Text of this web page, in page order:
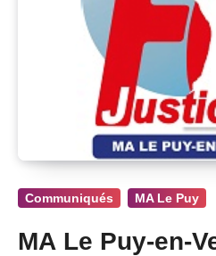
Communiqués MA Le Puy
MA Le Puy-en-